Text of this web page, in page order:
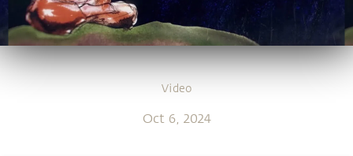
Video
Oct 6, 2024